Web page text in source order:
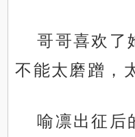
哥哥喜欢了
不能太磨蹭，
喻凛出征后